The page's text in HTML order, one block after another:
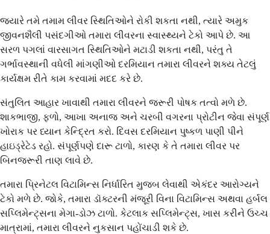
જ્યારે તમે તમામ લીવર સ્થિતિઓને રોકી શકતા નથી, ત્યારે અમુક
જીવનશૈલી પસંદગીઓ તમારા લીવરના સ્વાસ્થ્યને ટેકો આપે છે. આ
સરળ પગલાં વારસાગત સ્થિતિઓને મટાડી શકતા નથી, પરંતુ તે
ગર્ભાવસ્થાની વધેલી માંગણીઓ દરમિયાન તમારા લીવરને શક્ય તેટલું
કાર્યક્ષમ રીતે કામ કરવામાં મદદ કરે છે.
સંતુલિત આહાર ખાવાથી તમારા લીવરને જરૂરી પોષક તત્વો મળે છે.
શાકભાજી, ફળો, આખા અનાજ અને ચરબી વગરના પ્રોટીન જેવા સંપૂર્ણ
ખોરાક પર ધ્યાન કેન્દ્રિત કરો. દિવસ દરમિયાન પુષ્કળ પાણી પીને
હાઇડ્રેટેડ રહો. સંપૂર્ણપણે દારૂ ટાળો, કારણ કે તે તમારા લીવર પર
બિનજરૂરી તાણ લાવે છે.
તમારા પ્રિનેટલ વિટામિન્સ નિર્ધારિત મુજબ લેવાથી એકંદર આરોગ્યને
ટેકો મળે છે. જોકે, તમારા ડૉક્ટરની મંજૂરી વિના વિટામિન્સ અથવા હર્બલ
સપ્લિમેન્ટ્સના મેગા-ડોઝ ટાળો. કેટલાક સપ્લિમેન્ટ્સ, ખાસ કરીને ઉચ્ચ
માત્રામાં, તમારા લીવરને નુકસાન પહોંચાડી શકે છે.